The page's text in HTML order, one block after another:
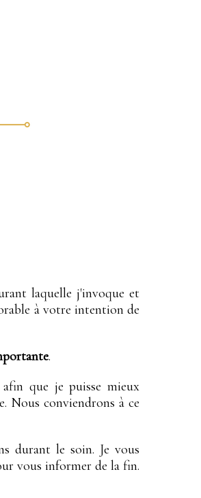
laquelle j'invoque et
à votre intention de
.
que je puisse mieux
Nous conviendrons à ce
durant le soin. Je vous
vous informer de la fin.